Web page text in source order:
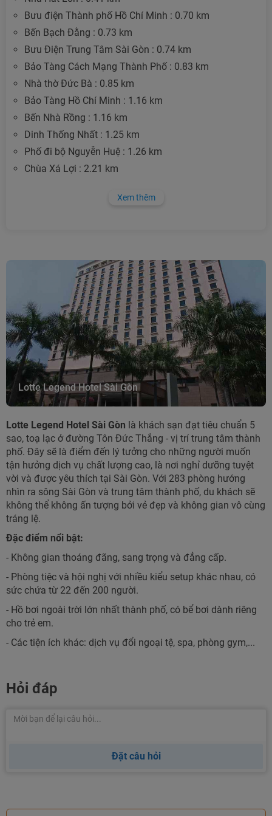
Bưu điện Thành phố Hồ Chí Minh : 0.70 km
Bến Bạch Đằng : 0.73 km
Bưu Điện Trung Tâm Sài Gòn : 0.74 km
Bảo Tàng Cách Mạng Thành Phố : 0.83 km
Nhà thờ Đức Bà : 0.85 km
Bảo Tàng Hồ Chí Minh : 1.16 km
Bến Nhà Rồng : 1.16 km
Dinh Thống Nhất : 1.25 km
Phố đi bộ Nguyễn Huệ : 1.26 km
Chùa Xá Lợi : 2.21 km
Xem thêm
Lotte Legend Hotel Sài Gòn
Lotte Legend Hotel Sài Gòn là khách sạn đạt tiêu chuẩn 5
sao, toạ lạc ở đường Tôn Đức Thắng - vị trí trung tâm thành
phố. Đây sẽ là điểm đến lý tưởng cho những người muốn
tận hưởng dịch vụ chất lượng cao, là nơi nghỉ dưỡng tuyệt
vời và được yêu thích tại Sài Gòn. Với 283 phòng hướng
nhìn ra sông Sài Gòn và trung tâm thành phố, du khách sẽ
không thể không ấn tượng bởi vẻ đẹp và không gian vô cùng
tráng lệ.
Đặc điểm nổi bật:
- Không gian thoáng đãng, sang trọng và đẳng cấp.
- Phòng tiệc và hội nghị với nhiều kiểu setup khác nhau, có
sức chứa từ 22 đến 200 người.
- Hồ bơi ngoài trời lớn nhất thành phố, có bể bơi dành riêng
cho trẻ em.
- Các tiện ích khác: dịch vụ đổi ngoại tệ, spa, phòng gym,...
Hỏi đáp
Đặt câu hỏi